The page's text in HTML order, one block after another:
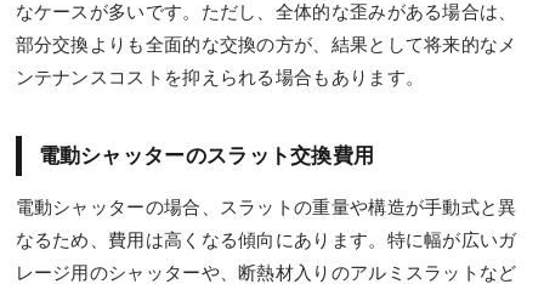
なケースが多いです。ただし、全体的な歪みがある場合は、
部分交換よりも全面的な交換の方が、結果として将来的なメ
ンテナンスコストを抑えられる場合もあります。
電動シャッターのスラット交換費用
電動シャッターの場合、スラットの重量や構造が手動式と異
なるため、費用は高くなる傾向にあります。特に幅が広いガ
レージ用のシャッターや、断熱材入りのアルミスラットなど